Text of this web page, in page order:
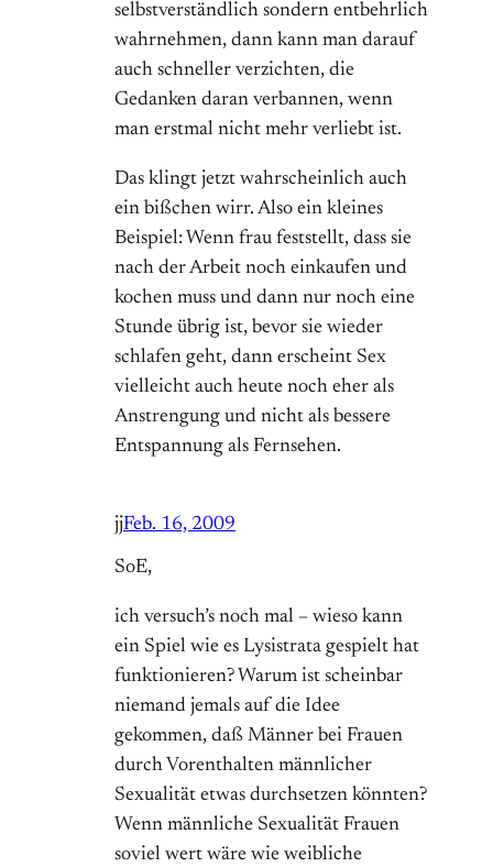
selbstverständlich sondern entbehrlich
wahrnehmen, dann kann man darauf
auch schneller verzichten, die
Gedanken daran verbannen, wenn
man erstmal nicht mehr verliebt ist.
Das klingt jetzt wahrscheinlich auch
ein bißchen wirr. Also ein kleines
Beispiel: Wenn frau feststellt, dass sie
nach der Arbeit noch einkaufen und
kochen muss und dann nur noch eine
Stunde übrig ist, bevor sie wieder
schlafen geht, dann erscheint Sex
vielleicht auch heute noch eher als
Anstrengung und nicht als bessere
Entspannung als Fernsehen.
jjFeb. 16, 2009
SoE,
ich versuch’s noch mal – wieso kann
ein Spiel wie es Lysistrata gespielt hat
funktionieren? Warum ist scheinbar
niemand jemals auf die Idee
gekommen, daß Männer bei Frauen
durch Vorenthalten männlicher
Sexualität etwas durchsetzen könnten?
Wenn männliche Sexualität Frauen
soviel wert wäre wie weibliche